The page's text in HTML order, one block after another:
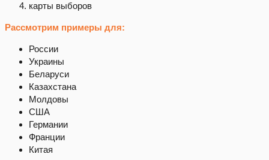
карты выборов
Рассмотрим примеры для:
России
Украины
Беларуси
Казахстана
Молдовы
США
Германии
Франции
Китая